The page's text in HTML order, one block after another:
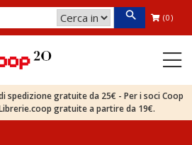
(0)
spedizione gratuite da 25€ - Per i soci Coop
gratuite a partire da 19€.